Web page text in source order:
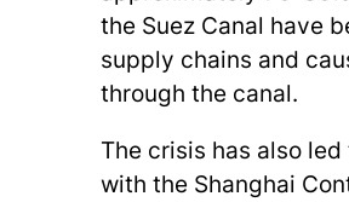
the Suez Canal have
supply chains and
through the canal.
The crisis has also
with the Shanghai